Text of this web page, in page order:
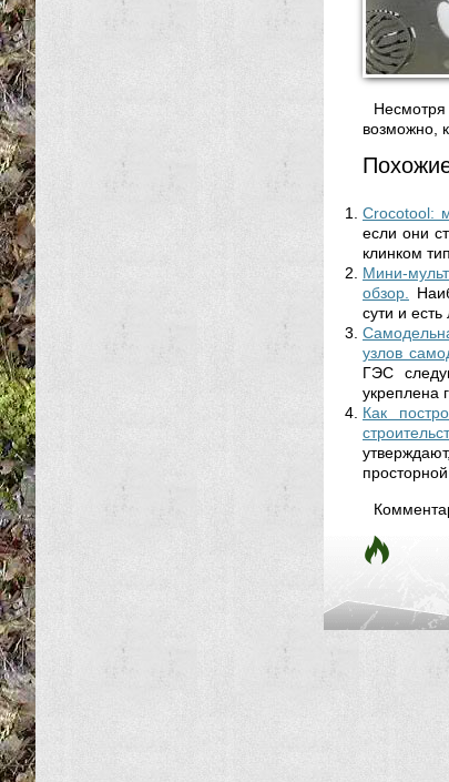
возможно,
Crocotool:
если они
клинком
Мини-
обзор.
сути и
узлов
ГЭС
укреплена
Как